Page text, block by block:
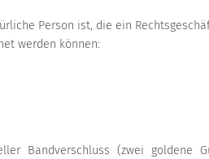
Person ist, die ein
werden können:
Bandverschluss (zwei goldene